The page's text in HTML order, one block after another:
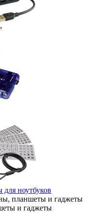
для ноутбуков
планшеты и гаджеты
и гаджеты